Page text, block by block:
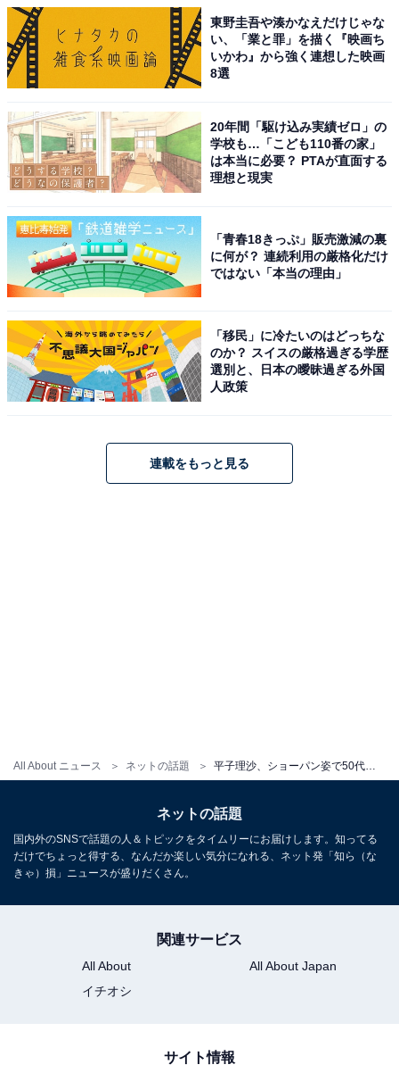
All About ニュース ネットの話題 平子理沙、ショーパン姿で50代とは思えぬ美脚＆美スタイルを披露！ 「現実離れした可愛さ」
東野圭吾や湊かなえだけじゃな
い、「業と罪」を描く『映画ち
いかわ』から強く連想した映画
8選
20年間「駆け込み実績ゼロ」の
学校も…「こども110番の家」
は本当に必要？ PTAが直面する
理想と現実
「青春18きっぷ」販売激減の裏
に何が？ 連続利用の厳格化だけ
ではない「本当の理由」
「移民」に冷たいのはどっちな
のか？ スイスの厳格過ぎる学歴
選別と、日本の曖昧過ぎる外国
人政策
連載をもっと見る
ネットの話題
国内外のSNSで話題の人＆トピックをタイムリーにお届けします。知ってる
だけでちょっと得する、なんだか楽しい気分になれる、ネット発「知ら（な
きゃ）損」ニュースが盛りだくさん。
関連サービス
All About
All About Japan
イチオシ
サイト情報